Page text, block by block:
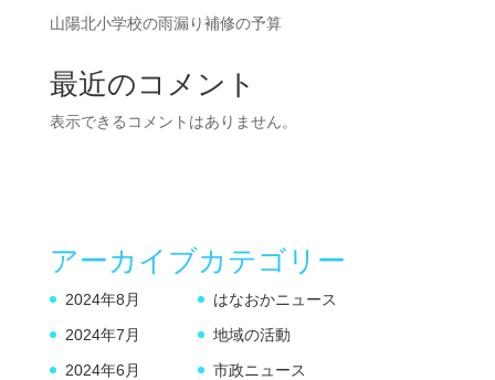
山陽北小学校の雨漏り補修の予算
最近のコメント
表示できるコメントはありません。
アーカイブ
2024年8月
2024年7月
2024年6月
カテゴリー
はなおかニュース
地域の活動
市政ニュース